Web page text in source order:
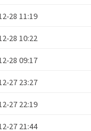
28 11:19
28 10:22
28 09:17
27 23:27
27 22:19
27 21:44